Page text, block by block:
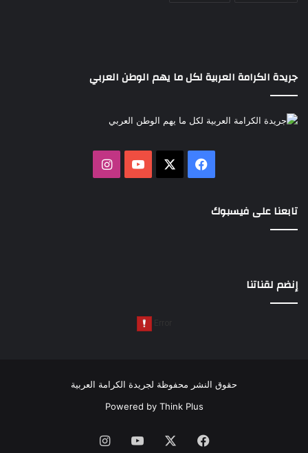
جريدة الكرامة العربية لكل ما يهم الوطن العربي
فيسبوك ‫YouTube
تابعنا على فيسبوك
إنضم لقناتنا
حقوق النشر محفوظة لجريدة الكرامة العربية
Powered by Think Plus
فيسبوك ‫YouTube